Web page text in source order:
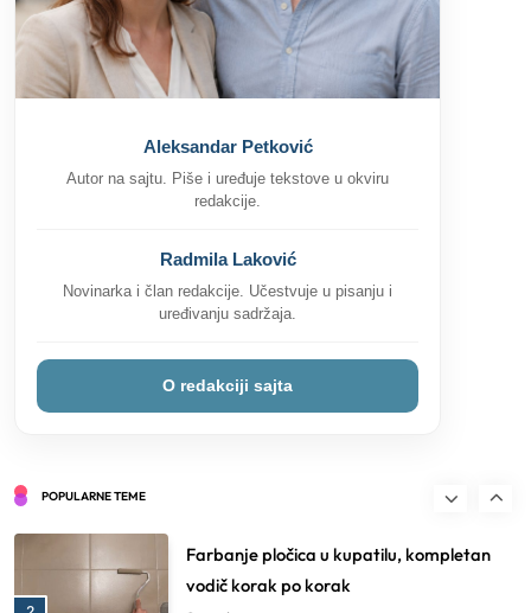
Aleksandar Petković
Autor na sajtu. Piše i uređuje tekstove u okviru
redakcije.
Radmila Laković
Novinarka i član redakcije. Učestvuje u pisanju i
uređivanju sadržaja.
O redakciji sajta
POPULARNE TEME
Crna haljina kombinacije za svaki tip
događaja – Saveti za osveženje stila
Kako se plaća godišnji odmor po novom
zakonu? Sve što treba da znate
Zanimljivosti
Kako se rešiti hrkanja? Saveti za bolji san
i udobnost
Saveti Zdravlje
kroz igru
Saveti
Farbanje pločica u kupatilu, kompletan
vodič korak po korak